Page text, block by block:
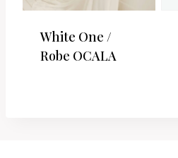
White One /
Robe OCALA